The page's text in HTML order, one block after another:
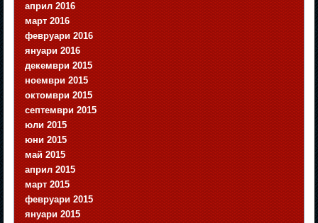
април 2016
март 2016
февруари 2016
януари 2016
декември 2015
ноември 2015
октомври 2015
септември 2015
юли 2015
юни 2015
май 2015
април 2015
март 2015
февруари 2015
януари 2015